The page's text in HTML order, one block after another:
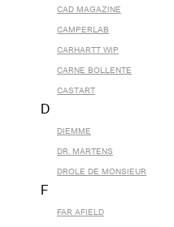
CAD MAGAZINE
CAMPERLAB
CARHARTT WIP
CARNE BOLLENTE
CASTART
D
DIEMME
DR. MARTENS
DROLE DE MONSIEUR
F
FAR AFIELD